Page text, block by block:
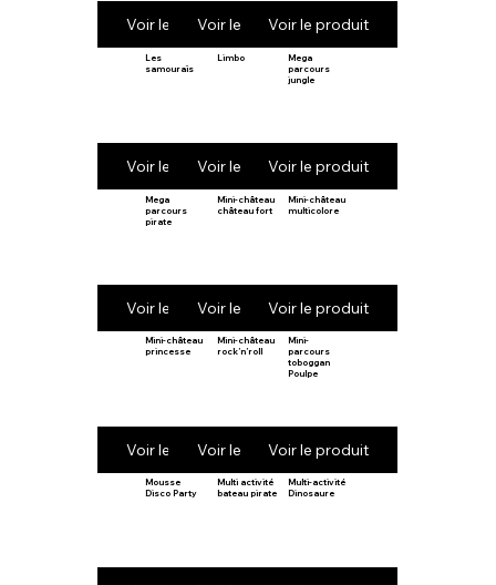
Voir le produitVoir le produitVoir le produit
Les
samouraïs
Voir le produit
Limbo
Voir le produit
Mega
parcours
jungle
Voir le produit
Mega
parcours
pirate
Voir le produit
Mini-château
château fort
Voir le produit
Mini-château
multicolore
Voir le produit
Mini-château
princesse
Voir le produit
Mini-château
rock’n’roll
Voir le produit
Mini-
parcours
toboggan
Poulpe
Voir le produit
Mousse
Disco Party
Multi activité
bateau pirate
Multi-activité
Dinosaure